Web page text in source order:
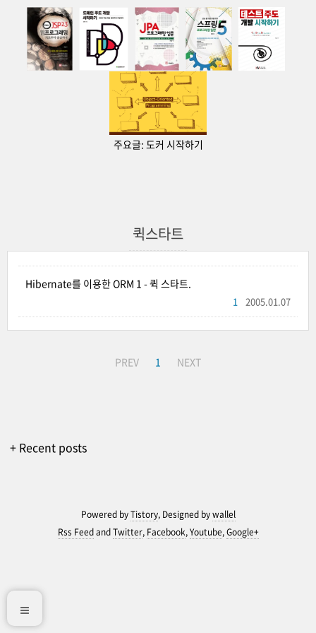
주요글: 도커 시작하기
퀵스타트
Hibernate를 이용한 ORM 1 - 퀵 스타트.
2005.01.07
1
PREV 1 NEXT
+ Recent posts
Powered byTistory, Designed bywallel
Rss FeedandTwitter, Facebook,Youtube,Google+